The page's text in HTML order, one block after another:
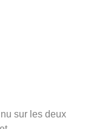
intervenants
de
sur les deux